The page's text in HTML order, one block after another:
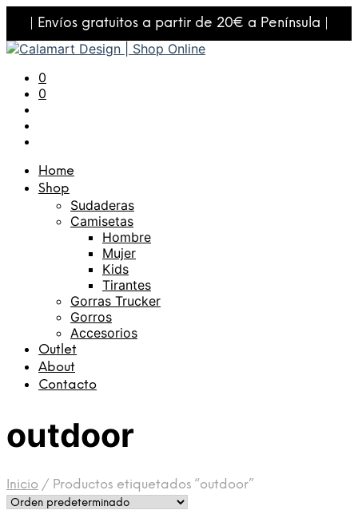
| Envíos gratuitos a partir de 20€ a Península |
0
0
Home
Shop
Sudaderas
Camisetas
Hombre
Mujer
Kids
Tirantes
Gorras Trucker
Gorros
Accesorios
Outlet
About
Contacto
outdoor
Inicio / Productos etiquetados “outdoor”